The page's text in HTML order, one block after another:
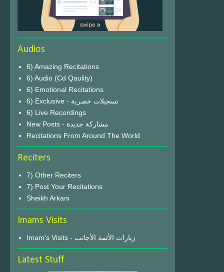
Audios
6) Amazing Recitations
6) Audio (Cd Qaulity)
6) Emotional Recitations
6) Exclusive - تسجيلات حصرية
6) Live Recordings
New Posts - مشاركة جديدة
Recitations From Around The World
Reciters
7) Other Reciters
7) Post Your Recitations
Sheikh Arkani
Imams Visits
Imam's Visits - زيارات الأئمة الأجانب
Latest Stuff